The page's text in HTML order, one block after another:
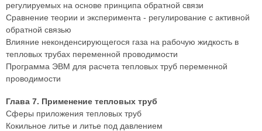
регулируемых на основе принципа обратной связи
Сравнение теории и эксперимента - регулирование с активной
обратной связью
Влияние неконденсирующегося газа на рабочую жидкость в
тепловых трубах переменной проводимости
Программа ЭВМ для расчета тепловых труб переменной
проводимости
Глава 7. Применение тепловых труб
Сферы приложения тепловых труб
Кокильное литье и литье под давлением